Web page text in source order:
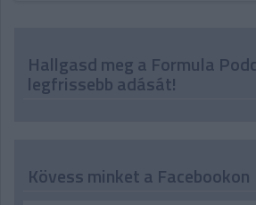
Hallgasd meg a Formula
legfrissebb adását!
Kövess minket a Facebookon